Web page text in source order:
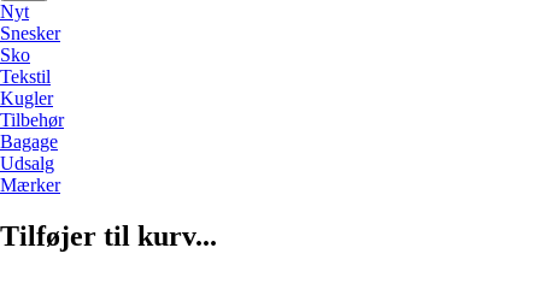
Nyt
Snesker
Sko
Tekstil
Kugler
Tilbehør
Bagage
Udsalg
Mærker
Tilføjer til kurv...